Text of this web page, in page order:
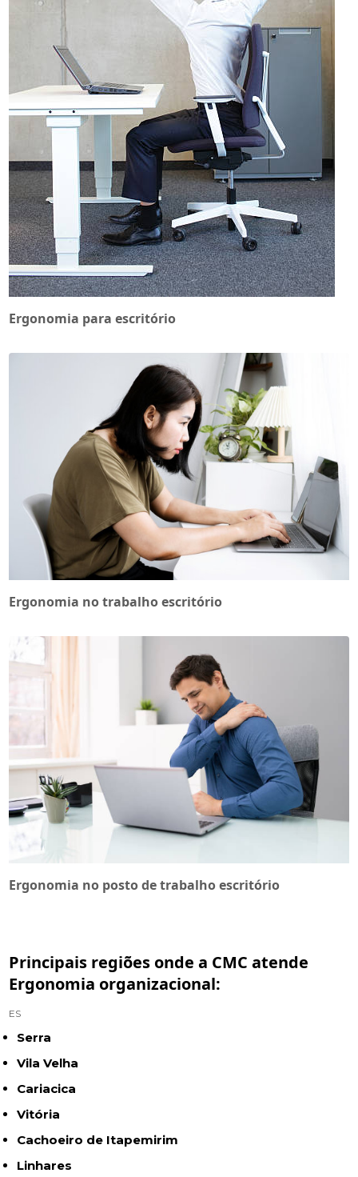
Ergonomia para escritório
Ergonomia no trabalho escritório
Ergonomia no posto de trabalho escritório
Principais regiões onde a CMC atende
Ergonomia organizacional:
ES
Serra
Vila Velha
Cariacica
Vitória
Cachoeiro de Itapemirim
Linhares